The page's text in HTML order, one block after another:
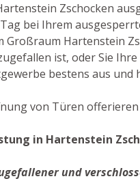
Zschocken
bei Ihrem
Großraum Hartenstein
ist, oder Sie
bestens aus
von Türen
in Hartenstein
und